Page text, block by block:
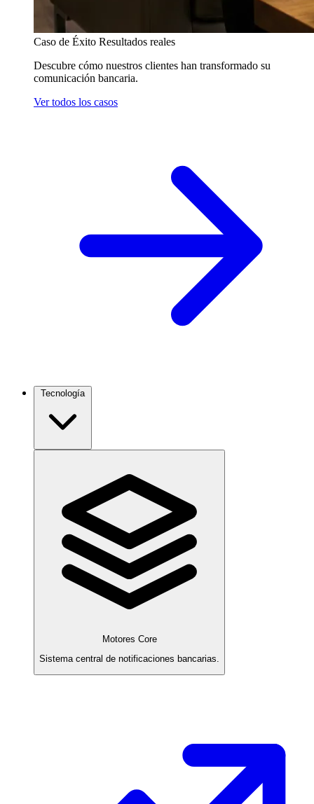
Caso de Éxito Resultados reales
Descubre cómo nuestros clientes han transformado su
comunicación bancaria.
Ver todos los casos
Tecnología
Motores Core
Sistema central de notificaciones bancarias.